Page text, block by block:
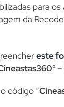
para
da Recode
este
código “